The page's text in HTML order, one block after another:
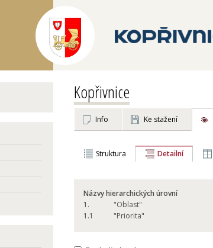
Kopřivnice
Info Ke stažení
Struktura Detailní
Názvy hierarchických úrovní
1.
"Oblast"
1.1 "Priorita"